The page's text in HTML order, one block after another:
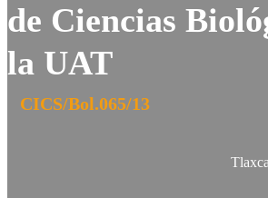
de Ciencias
la UAT
CICS/Bol.065/13